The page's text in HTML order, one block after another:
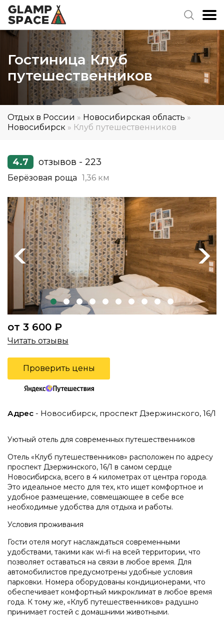
Гостиница Клуб
путешественников
Отдых в России » Новосибирская область »
Новосибирск » Клуб путешественников
4.7 отзывов - 223
Берёзовая роща 1,36 км
Previous Next
от 3 600 ₽
Читать отзывы
Проверить цены
Адрес - Новосибирск, проспект Дзержинского, 16/1
Уютный отель для современных путешественников
Отель «Клуб путешественников» расположен по адресу
проспект Дзержинского, 16/1 в самом сердце
Новосибирска, всего в 4 километрах от центра города.
Это идеальное место для тех, кто ищет комфортное и
удобное размещение, совмещающее в себе все
необходимые удобства для отдыха и работы.
Условия проживания
Гости отеля могут наслаждаться современными
удобствами, такими как wi-fi на всей территории, что
позволяет оставаться на связи в любое время. Для
автомобилистов предусмотрены удобные условия
парковки. Номера оборудованы кондиционерами, что
обеспечивает комфортный микроклимат в любое время
года. К тому же, «Клуб путешественников» радушно
принимает гостей с домашними животными.